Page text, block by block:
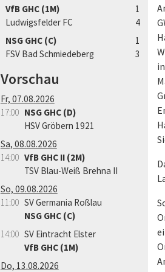
VfB GHC (1M)
1
Ludwigsfelder FC
4
NSG GHC (C)
1
FSV Bad Schmiedeberg
3
Vorschau
Fr, 07.08.2026
17:00 NSG GHC (D)
HSV Gröbern 1921
Sa, 08.08.2026
14:00 VfB GHC II (2M)
TSV Blau-Weiß Brehna II
So, 09.08.2026
11:00 SV Germania Roßlau
NSG GHC (C)
14:00 SV Eintracht Elster
VfB GHC (1M)
Do, 13.08.2026